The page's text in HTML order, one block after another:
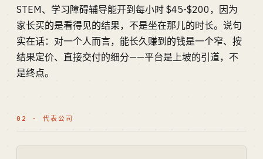
STEM、学习障碍辅导能开到每小时 $45-$200，因为
家长买的是看得见的结果，不是坐在那儿的时长。说句
实在话：对一个人而言，能长久赚到的钱是一个窄、按
结果定价、直接交付的细分——平台是上坡的引道，不
是终点。
02 · 代表公司